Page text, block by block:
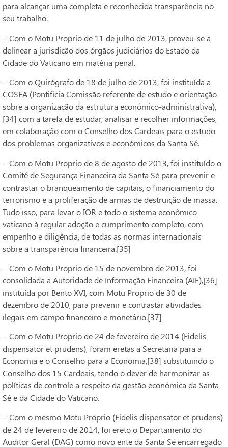
para alcançar uma completa e reconhecida transparência no
seu trabalho.
– Com o Motu Proprio de 11 de julho de 2013, proveu-se a
delinear a jurisdição dos órgãos judiciários do Estado da
Cidade do Vaticano em matéria penal.
– Com o Quirógrafo de 18 de julho de 2013, foi instituída a
COSEA (Pontifícia Comissão referente de estudo e orientação
sobre a organização da estrutura económico-administrativa),
[34] com a tarefa de estudar, analisar e recolher informações,
em colaboração com o Conselho dos Cardeais para o estudo
dos problemas organizativos e económicos da Santa Sé.
– Com o Motu Proprio de 8 de agosto de 2013, foi instituído o
Comité de Segurança Financeira da Santa Sé para prevenir e
contrastar o branqueamento de capitais, o financiamento do
terrorismo e a proliferação de armas de destruição de massa.
Tudo isso, para levar o IOR e todo o sistema econômico
vaticano à regular adoção e cumprimento completo, com
empenho e diligência, de todas as normas internacionais
sobre a transparência financeira.[35]
– Com o Motu Proprio de 15 de novembro de 2013, foi
consolidada a Autoridade de Informação Financeira (AIF),[36]
instituída por Bento XVI, com Motu Proprio de 30 de
dezembro de 2010, para prevenir e contrastar atividades
ilegais em campo financeiro e monetário.[37]
– Com o Motu Proprio de 24 de fevereiro de 2014 (Fidelis
dispensator et prudens), foram eretas a Secretaria para a
Economia e o Conselho para a Economia,[38] substituindo o
Conselho dos 15 Cardeais, tendo o dever de harmonizar as
políticas de controle a respeito da gestão económica da Santa
Sé e da Cidade do Vaticano.
– Com o mesmo Motu Proprio (Fidelis dispensator et prudens)
de 24 de fevereiro de 2014, foi ereto o Departamento do
Auditor Geral (DAG) como novo ente da Santa Sé encarregado